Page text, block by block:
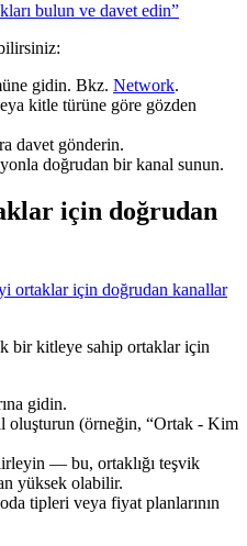
bulun ve davet edin”
gidin. Bkz. Network.
kitle türüne göre gözden
davet gönderin.
doğrudan bir kanal sunun.
için doğrudan
ortaklar için doğrudan kanallar
bir kitleye sahip ortaklar için
gidin.
oluşturun (örneğin, “Ortak - Kim
— bu, ortaklığı teşvik
yüksek olabilir.
tipleri veya fiyat planlarının